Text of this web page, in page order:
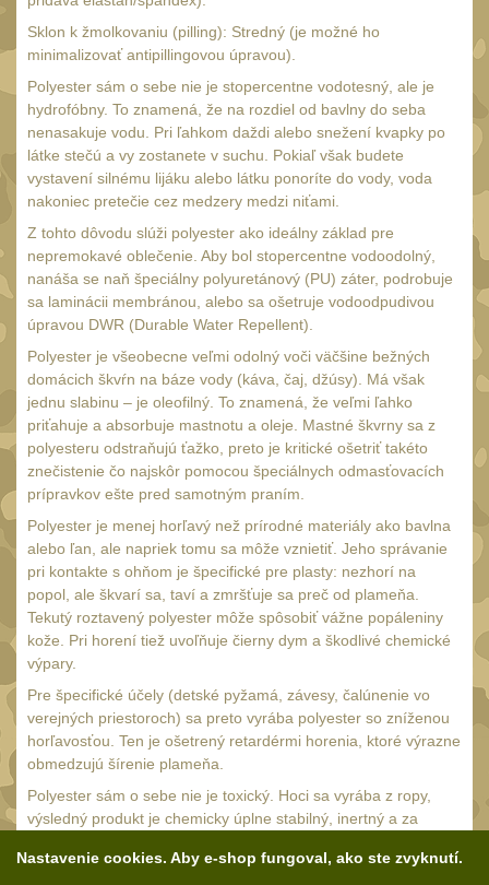
5
Svítilny pro
CR123A/16340 Li-Ion
baterie3
Kapesní svítilny4
Svietidlá s magnetom 2
Potápačské svietidlá 2
Laserové značkovače 9
Nabíjačky
Adaptér pro nabíječku 8
Akumulátory a baterie7
186501
14500 / AA / AAA
16340 a CR123 1
príslušenstvo
27
Náhradné diely 7
OBLEČENIE (297)
Nosiče plátů a vesty
Prilby
Opasky 24
Chrániče
Nášivky104
Ponča a pláštěnky 11
Sklon k žmolkovaniu (pilling): Stredný (je možné ho
minimalizovať antipillingovou úpravou).
Polyester sám o sebe nie je stopercentne vodotesný, ale je
hydrofóbny. To znamená, že na rozdiel od bavlny do seba
nenasakuje vodu. Pri ľahkom daždi alebo snežení kvapky po
látke stečú a vy zostanete v suchu. Pokiaľ však budete
vystavení silnému lijáku alebo látku ponoríte do vody, voda
nakoniec pretečie cez medzery medzi niťami.
Z tohto dôvodu slúži polyester ako ideálny základ pre
nepremokavé oblečenie. Aby bol stopercentne vodoodolný,
nanáša se naň špeciálny polyuretánový (PU) záter, podrobuje
sa laminácii membránou, alebo sa ošetruje vodoodpudivou
úpravou DWR (Durable Water Repellent).
Polyester je všeobecne veľmi odolný voči väčšine bežných
domácich škvŕn na báze vody (káva, čaj, džúsy). Má však
jednu slabinu – je oleofilný. To znamená, že veľmi ľahko
priťahuje a absorbuje mastnotu a oleje. Mastné škvrny sa z
polyesteru odstraňujú ťažko, preto je kritické ošetriť takéto
znečistenie čo najskôr pomocou špeciálnych odmasťovacích
prípravkov ešte pred samotným praním.
Polyester je menej horľavý než prírodné materiály ako bavlna
alebo ľan, ale napriek tomu sa môže vznietiť. Jeho správanie
pri kontakte s ohňom je špecifické pre plasty: nezhorí na
popol, ale škvarí sa, taví a zmršťuje sa preč od plameňa.
Tekutý roztavený polyester môže spôsobiť vážne popáleniny
kože. Pri horení tiež uvoľňuje čierny dym a škodlivé chemické
výpary.
Pre špecifické účely (detské pyžamá, závesy, čalúnenie vo
verejných priestoroch) sa preto vyrába polyester so zníženou
horľavosťou. Ten je ošetrený retardérmi horenia, ktoré výrazne
obmedzujú šírenie plameňa.
Polyester sám o sebe nie je toxický. Hoci sa vyrába z ropy,
výsledný produkt je chemicky úplne stabilný, inertný a za
bezpečný pre ľudskú pokožku a nespôsobuje alergické
Nastavenie cookies. Aby e-shop fungoval, ako ste zvyknutí.